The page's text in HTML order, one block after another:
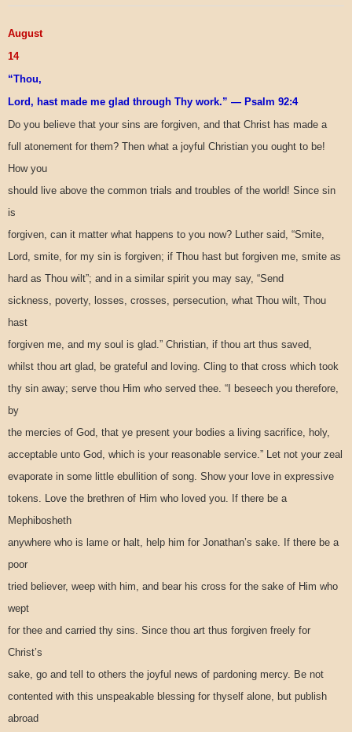
August
14
“Thou,
Lord, hast made me glad through Thy work.” — Psalm 92:4
Do you believe that your sins are forgiven, and that Christ has made a
full atonement for them? Then what a joyful Christian you ought to be!
How you
should live above the common trials and troubles of the world! Since sin
is
forgiven, can it matter what happens to you now? Luther said, “Smite,
Lord, smite, for my sin is forgiven; if Thou hast but forgiven me, smite as
hard as Thou wilt”; and in a similar spirit you may say, “Send
sickness, poverty, losses, crosses, persecution, what Thou wilt, Thou
hast
forgiven me, and my soul is glad.” Christian, if thou art thus saved,
whilst thou art glad, be grateful and loving. Cling to that cross which took
thy sin away; serve thou Him who served thee. “I beseech you therefore,
by
the mercies of God, that ye present your bodies a living sacrifice, holy,
acceptable unto God, which is your reasonable service.” Let not your zeal
evaporate in some little ebullition of song. Show your love in expressive
tokens. Love the brethren of Him who loved you. If there be a
Mephibosheth
anywhere who is lame or halt, help him for Jonathan’s sake. If there be a
poor
tried believer, weep with him, and bear his cross for the sake of Him who
wept
for thee and carried thy sins. Since thou art thus forgiven freely for
Christ’s
sake, go and tell to others the joyful news of pardoning mercy. Be not
contented with this unspeakable blessing for thyself alone, but publish
abroad